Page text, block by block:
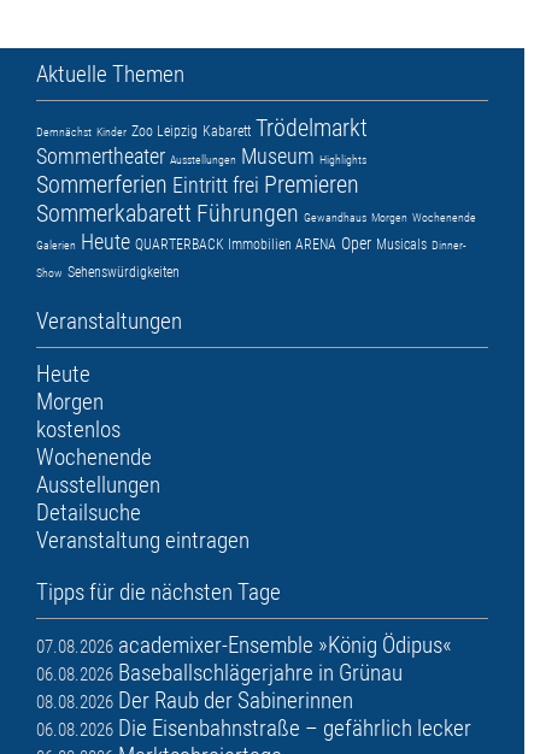
Aktuelle Themen
Demnächst Kinder Zoo Leipzig Kabarett Trödelmarkt
Sommertheater Ausstellungen Museum Highlights
Sommerferien Eintritt frei Premieren
Sommerkabarett Führungen Gewandhaus Morgen Wochenende
Galerien Heute QUARTERBACK Immobilien ARENA Oper Musicals Dinner-
Show Sehenswürdigkeiten
Veranstaltungen
Heute
Morgen
kostenlos
Wochenende
Ausstellungen
Detailsuche
Veranstaltung eintragen
Tipps für die nächsten Tage
07.08.2026 academixer-Ensemble »König Ödipus«
06.08.2026 Baseballschlägerjahre in Grünau
08.08.2026 Der Raub der Sabinerinnen
06.08.2026 Die Eisenbahnstraße – gefährlich lecker